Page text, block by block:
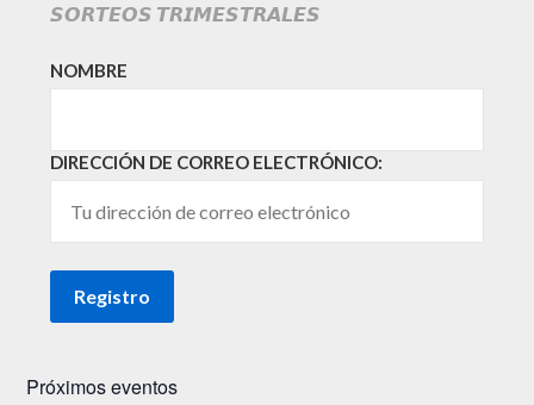
𝙎𝙊𝙍𝙏𝙀𝙊𝙎 𝙏𝙍𝙄𝙈𝙀𝙎𝙏𝙍𝘼𝙇𝙀𝙎
NOMBRE
DIRECCIÓN DE CORREO ELECTRÓNICO:
Próximos eventos